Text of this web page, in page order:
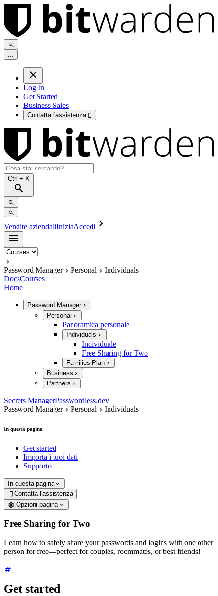
...
Log In
Get Started
Business Sales
Contatta l'assistenza 
Ctrl + K
Vendite aziendaliIniziaAccedi
Password Manager Personal
Individuals
DocsCourses
Home
Password Manager
Personal
Panoramica personale
Individuals
Individuale
Free Sharing for Two
Families Plan
Business
Partners
Secrets ManagerPasswordless.dev
Password Manager
Personal Individuals
In questa pagina
Get started
Importa i tuoi dati
Supporto
In questa pagina
 Contatta l'assistenza
Opzioni pagina
Free Sharing for Two
Learn how to safely share your passwords and logins with one other
person for free—perfect for couples, roommates, or best friends!
Get started